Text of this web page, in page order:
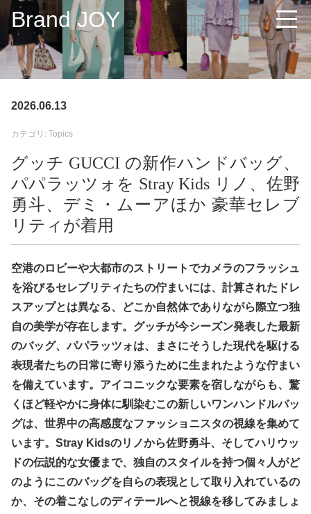
Brand JOY
2026.06.13
カテゴリ: Topics
グッチ GUCCI の新作ハンドバッグ、
パパラッツォを Stray Kids リノ、佐野
勇斗、デミ・ムーアほか 豪華セレブ
リティが着用
空港のロビーや大都市のストリートでカメラのフラッシュ
を浴びるセレブリティたちの佇まいには、計算されたドレ
スアップとは異なる、どこか自然体でありながら際立つ独
自の美学が存在します。グッチが今シーズン発表した最新
のバッグ、パパラッツォは、まさにそうした現代を駆ける
表現者たちの日常に寄り添うために生まれたような佇まい
を備えています。アイコニックな要素を宿しながらも、驚
くほど軽やかに身体に馴染むこの新しいワンハンドルバッ
グは、世界中の高感度なファッショニスタの視線を集めて
います。Stray Kidsのリノから佐野勇斗、そしてハリウッ
ドの伝説的な女優まで、独自のスタイルを持つ個々人がど
のようにこのバッグを自らの表現として取り入れているの
か、その着こなしのディテールへと視線を移してみましょ